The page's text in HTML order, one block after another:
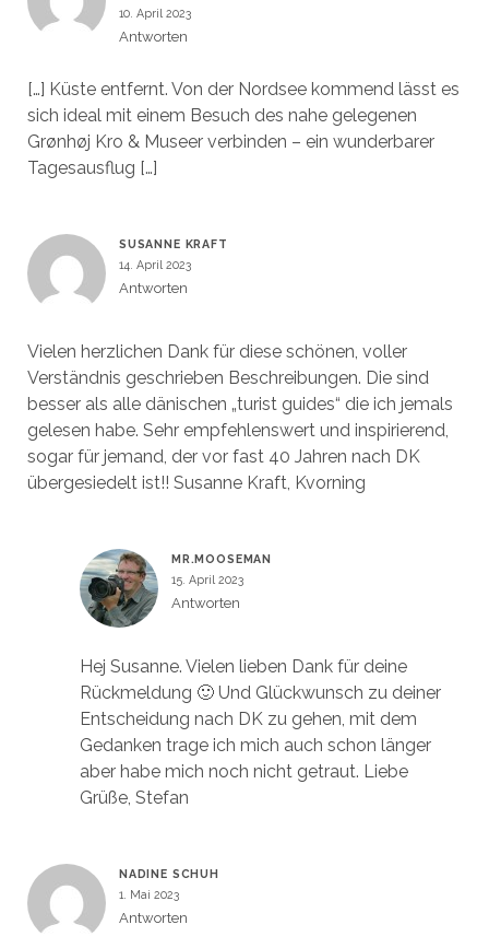
10. April 2023
Antworten
[…] Küste entfernt. Von der Nordsee kommend lässt es
sich ideal mit einem Besuch des nahe gelegenen
Grønhøj Kro & Museer verbinden – ein wunderbarer
Tagesausflug […]
SUSANNE KRAFT
14. April 2023
Antworten
Vielen herzlichen Dank für diese schönen, voller
Verständnis geschrieben Beschreibungen. Die sind
besser als alle dänischen „turist guides“ die ich jemals
gelesen habe. Sehr empfehlenswert und inspirierend,
sogar für jemand, der vor fast 40 Jahren nach DK
übergesiedelt ist!! Susanne Kraft, Kvorning
MR.MOOSEMAN
15. April 2023
Antworten
Hej Susanne. Vielen lieben Dank für deine
Rückmeldung 🙂 Und Glückwunsch zu deiner
Entscheidung nach DK zu gehen, mit dem
Gedanken trage ich mich auch schon länger
aber habe mich noch nicht getraut. Liebe
Grüße, Stefan
NADINE SCHUH
1. Mai 2023
Antworten